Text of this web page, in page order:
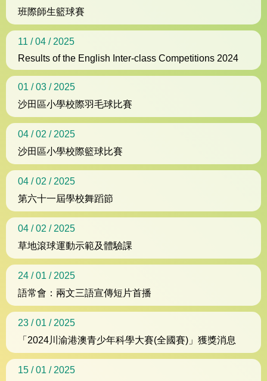
班際師生籃球賽
11 / 04 / 2025
Results of the English Inter-class Competitions 2024
01 / 03 / 2025
沙田區小學校際羽毛球比賽
04 / 02 / 2025
沙田區小學校際籃球比賽
04 / 02 / 2025
第六十一屆學校舞蹈節
04 / 02 / 2025
草地滾球運動示範及體驗課
24 / 01 / 2025
語常會：兩文三語宣傳短片首播
23 / 01 / 2025
「2024川渝港澳青少年科學大賽(全國賽)」獲獎消息
15 / 01 / 2025